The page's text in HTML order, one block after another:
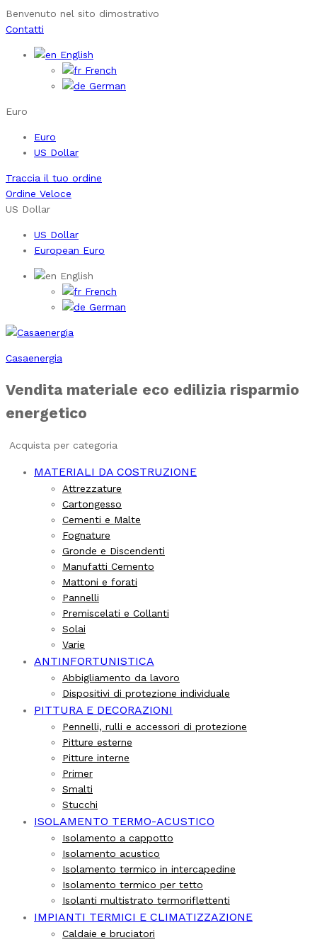
Benvenuto nel sito dimostrativo
Contatti
English
French
German
Euro
Euro
US Dollar
Traccia il tuo ordine
Ordine Veloce
US Dollar
US Dollar
European Euro
English
French
German
Casaenergia
Vendita materiale eco edilizia risparmio
energetico
Acquista per categoria
MATERIALI DA COSTRUZIONE
Attrezzature
Cartongesso
Cementi e Malte
Fognature
Gronde e Discendenti
Manufatti Cemento
Mattoni e forati
Pannelli
Premiscelati e Collanti
Solai
Varie
ANTINFORTUNISTICA
Abbigliamento da lavoro
Dispositivi di protezione individuale
PITTURA E DECORAZIONI
Pennelli, rulli e accessori di protezione
Pitture esterne
Pitture interne
Primer
Smalti
Stucchi
ISOLAMENTO TERMO-ACUSTICO
Isolamento a cappotto
Isolamento acustico
Isolamento termico in intercapedine
Isolamento termico per tetto
Isolanti multistrato termoriflettenti
IMPIANTI TERMICI E CLIMATIZZAZIONE
Caldaie e bruciatori